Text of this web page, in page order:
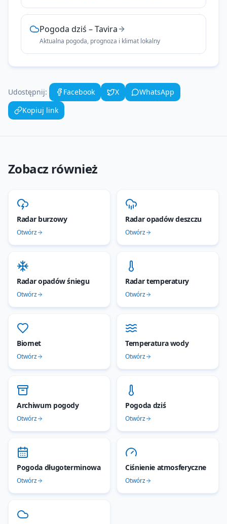
Pogoda dziś –Tavira
Aktualna pogoda, prognoza i klimat lokalny
Udostępnij: Facebook X
WhatsApp
Kopiuj link
Zobacz również
Radar burzowy
Otwórz
Radar opadów deszczu
Otwórz
Radar opadów śniegu
Otwórz
Radar temperatury
Otwórz
Biomet
Otwórz
Temperatura wody
Otwórz
Archiwum pogody
Otwórz
Pogoda dziś
Otwórz
Pogoda długoterminowa
Otwórz
Ciśnienie atmosferyczne
Otwórz